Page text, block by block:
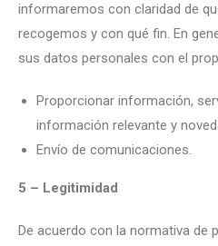
informaremos con claridad de
recogemos y con qué fin. En
sus datos personales con el
Proporcionar información,
información relevante y
Envío de comunicaciones.
5 – Legitimidad
De acuerdo con la normativa de